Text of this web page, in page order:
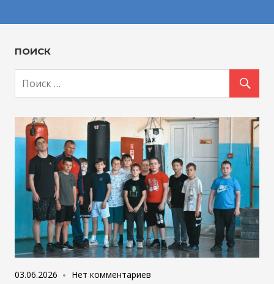
ПОИСК
03.06.2026
Нет комментариев